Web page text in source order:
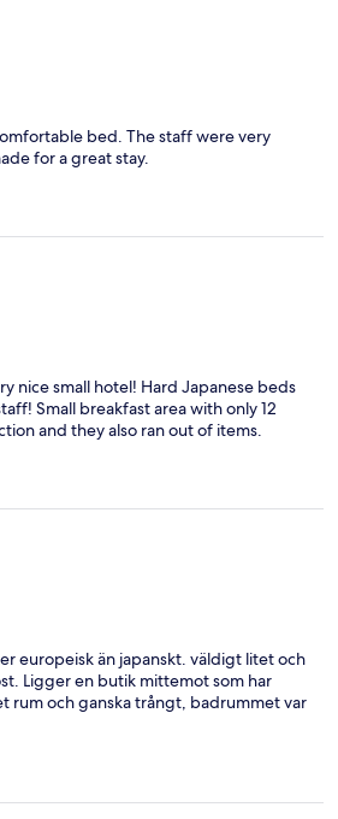
bed. The staff were very
for a great stay.
nice small hotel! Hard Japanese beds
Small breakfast area with only 12
and they also ran out of items.
europeisk än japanskt. väldigt litet och
Ligger en butik mittemot som har
rum och ganska trångt, badrummet var